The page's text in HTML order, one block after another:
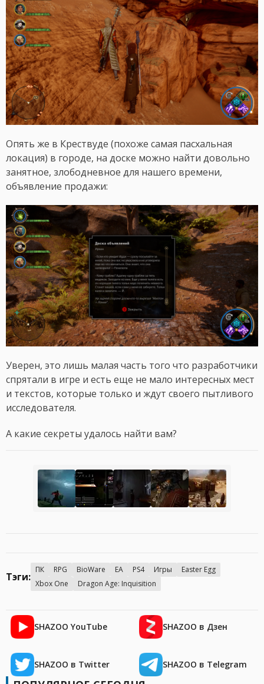
Опять же в Крествуде (похоже самая пасхальная
локация) в городе, на доске можно найти довольно
занятное, злободневное для нашего времени,
объявление продажи:
Уверен, это лишь малая часть того что разработчики
спрятали в игре и есть еще не мало интересных мест
и текстов, которые только и ждут своего пытливого
исследователя.
А какие секреты удалось найти вам?
Тэги:
ПК RPG BioWare EA PS4 Игры
Easter Egg
Xbox One
Dragon Age: Inquisition
SHAZOO YouTube SHAZOO в Дзен
SHAZOO в Twitter SHAZOO в Telegram